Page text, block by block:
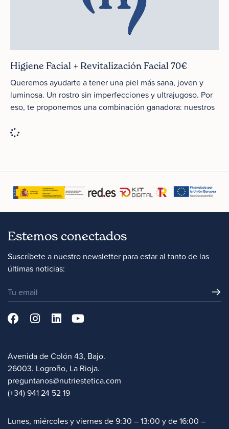
Higiene Facial + Revitalización Facial 70€
Queremos ayudarte a tener una piel más sana, joven y
luminosa. Un rostro sin imperfecciones y ultrajugoso. Por
eso, te proponemos una combinación ganadora: nuestros
Estemos conectados
Suscríbete a nuestro newsletter para estar al tanto de las
últimas noticias:
Avenida de Colón 43, Bajo.
26003. Logroño, La Rioja.
preguntanos@nutriestetica.com
(+34) 941 24 52 19
Lunes, miércoles y viernes de 9:30 – 13:00 y de 16:00 –